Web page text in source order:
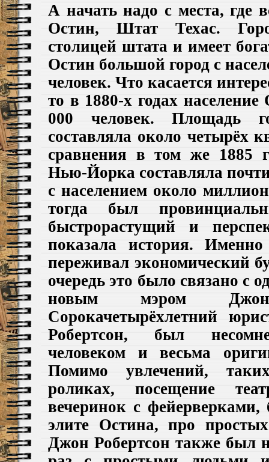
А начать надо с места, где
Остин, Штат Техас.
столицей штата и имеет
Остин большой город с
человек. Что касается
то в 1880-х годах
000 человек. Площадь
составляла около четырёх
сравнения в том же 1885
Нью-Йорка составляла
с населением около
тогда был
быстрорастущий и
показала история.
переживал экономический
очередь это было связано с
новым мэром
Сорокачетырёхлетний
Робертсон, был
человеком и весьма
Помимо увлечений,
роликах, посещение
вечеринок с фейерверками,
элите Остина, про
Джон Робертсон также был